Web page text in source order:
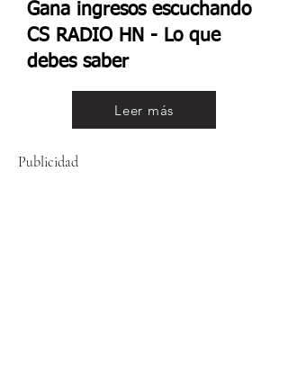
Gana ingresos escuchando
CS RADIO HN - Lo que
debes saber
Leer más
Publicidad